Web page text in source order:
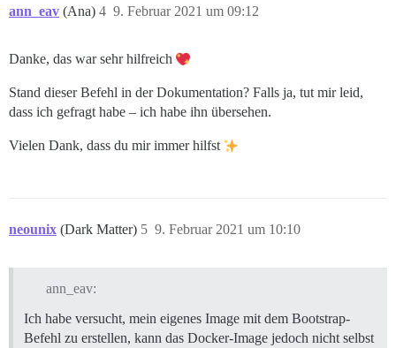
ann_eav (Ana) 9. Februar 2021 um 09:12
4
Danke, das war sehr hilfreich
Stand dieser Befehl in der Dokumentation? Falls ja, tut mir leid,
dass ich gefragt habe – ich habe ihn übersehen.
Vielen Dank, dass du mir immer hilfst
neounix (Dark Matter) 9. Februar 2021 um 10:10
5
ann_eav:
Ich habe versucht, mein eigenes Image mit dem Bootstrap-
Befehl zu erstellen, kann das Docker-Image jedoch nicht selbst